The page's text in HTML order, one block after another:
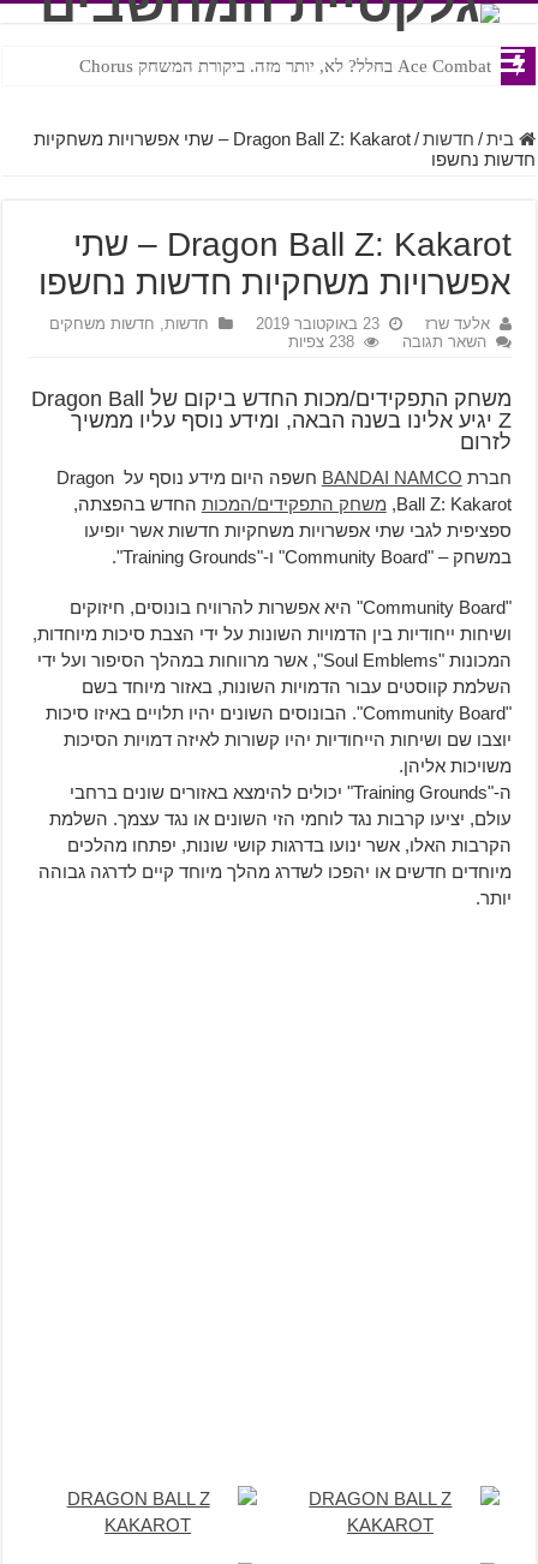
Ace Combat בחלל? לא, יותר מזה. ביקורת המשחק Chorus
Steven Universe והשירים שתורגמו בצורה נוראית לעברית
בית / חדשות /
Dragon Ball Z: Kakarot – שתי אפשרויות משחקיות
חדשות נחשפו
Dragon Ball Z: Kakarot – שתי
אפשרויות משחקיות חדשות נחשפו
אלעד שרז 23 באוקטובר 2019 חדשות, חדשות משחקים
השאר תגובה
238 צפיות
משחק התפקידים/מכות החדש ביקום של Dragon Ball
Z יגיע אלינו בשנה הבאה, ומידע נוסף עליו ממשיך
לזרום
חברת BANDAI NAMCO
חשפה היום מידע נוסף על Dragon
Ball Z: Kakarot,
משחק התפקידים/המכותהחדש בהפצתה,
ספציפית לגבי שתי אפשרויות משחקיות חדשות אשר יופיעו
במשחק – "Community Board" ו-"Training Grounds".
"Community Board" היא אפשרות להרוויח בונוסים, חיזוקים
ושיחות ייחודיות בין הדמויות השונות על ידי הצבת סיכות מיוחדות,
המכונות "Soul Emblems", אשר מרווחות במהלך הסיפור ועל ידי
השלמת קווסטים עבור הדמויות השונות, באזור מיוחד בשם
"Community Board". הבונוסים השונים יהיו תלויים באיזו סיכות
יוצבו שם ושיחות הייחודיות יהיו קשורות לאיזה דמויות הסיכות
משויכות אליהן.
ה-"Training Grounds" יכולים להימצא באזורים שונים ברחבי
עולם, יציעו קרבות נגד לוחמי הזי השונים או נגד עצמך. השלמת
הקרבות האלו, אשר ינועו בדרגות קושי שונות, יפתחו מהלכים
מיוחדים חדשים או יהפכו לשדרג מהלך מיוחד קיים לדרגה גבוהה
יותר.